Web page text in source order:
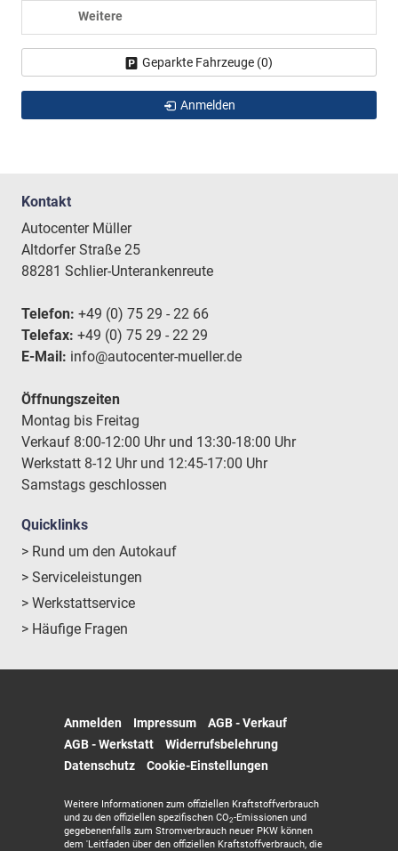
Weitere
Geparkte Fahrzeuge (0)
Anmelden
Kontakt
Autocenter Müller
Altdorfer Straße 25
88281 Schlier-Unterankenreute
Telefon: +49 (0) 75 29 - 22 66
Telefax: +49 (0) 75 29 - 22 29
E-Mail: info@autocenter-mueller.de
Öffnungszeiten
Montag bis Freitag
Verkauf 8:00-12:00 Uhr und 13:30-18:00 Uhr
Werkstatt 8-12 Uhr und 12:45-17:00 Uhr
Samstags geschlossen
Quicklinks
> Rund um den Autokauf
> Serviceleistungen
> Werkstattservice
> Häufige Fragen
Anmelden Impressum
AGB - Verkauf
AGB - Werkstatt
Widerrufsbelehrung
Datenschutz
Cookie-Einstellungen
Weitere Informationen zum offiziellen Kraftstoffverbrauch
und zu den offiziellen spezifischen CO2-Emissionen und
gegebenenfalls zum Stromverbrauch neuer PKW können
dem 'Leitfaden über den offiziellen Kraftstoffverbrauch, die